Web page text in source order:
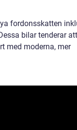
fordonsskatten
bilar tenderar
med moderna, mer